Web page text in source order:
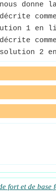
1 en
solution 2
fort et de base